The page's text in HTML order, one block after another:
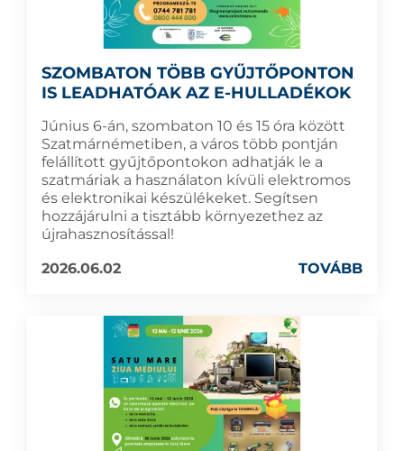
SZOMBATON TÖBB GYŰJTŐPONTON
IS LEADHATÓAK AZ E-HULLADÉKOK
Június 6-án, szombaton 10 és 15 óra között
Szatmárnémetiben, a város több pontján
felállított gyűjtőpontokon adhatják le a
szatmáriak a használaton kívüli elektromos
és elektronikai készülékeket. Segítsen
hozzájárulni a tisztább környezethez az
újrahasznosítással!
2026.06.02
TOVÁBB